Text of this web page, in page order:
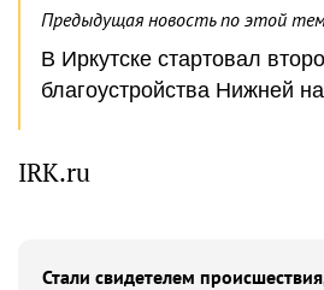
Предыдущая новость по этой
В Иркутске стартовал
благоустройства Нижней
IRK.ru
Стали свидетелем